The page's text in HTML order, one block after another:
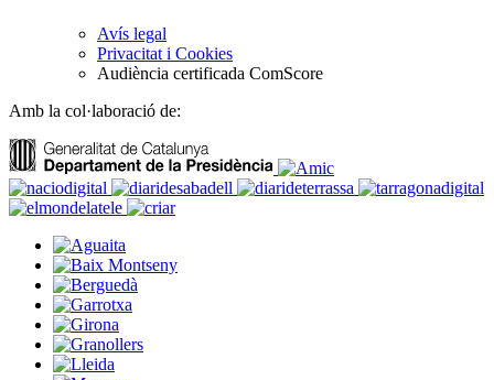
Avís legal
Privacitat i Cookies
Audiència certificada ComScore
Amb la col·laboració de: